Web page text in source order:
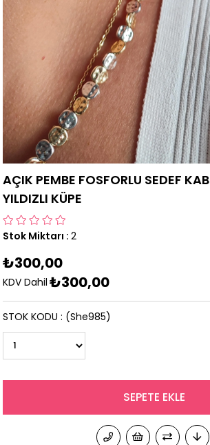
AÇIK PEMBE FOSFORLU SEDEF
YILDIZLI KÜPE
Stok Miktarı : 2
₺300,00
KDV Dahil ₺300,00
(She985)
STOK KODU